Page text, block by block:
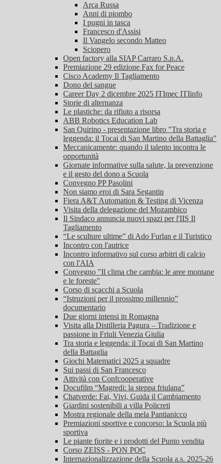
Arca Russa
Anni di piombo
I pugni in tasca
Francesco d'Assisi
Il Vangelo secondo Matteo
Sciopero
Open factory alla SIAP Carraro S.p.A.
Premiazione 29 edizione Fax for Peace
Cisco Academy Il Tagliamento
Dono del sangue
Career Day 2 dicembre 2025 ITImec ITIinfo
Storie di alternanza
Le plastiche: da rifiuto a risorsa
ABB Robotics Education Lab
San Quirino - presentazione libro "Tra storia e
leggenda: il Tocai di San Martino della Battaglia"
Meccanicamente: quando il talento incontra le
opportunità
Giornate informative sulla salute, la prevenzione
e il gesto del dono a Scuola
Convegno PP Pasolini
Non siamo eroi di Sara Segantin
Fiera A&T Automation & Testing di Vicenza
Visita della delegazione del Mozambico
Il Sindaco annuncia nuovi spazi per l'IIS Il
Tagliamento
“Le sculture ultime” di Ado Furlan e il Turistico
Incontro con l'autrice
Incontro informativo sul corso arbitri di calcio
con l'AIA
Convegno "Il clima che cambia: le aree montane
e le foreste"
Corso di scacchi a Scuola
“Istruzioni per il prossimo millennio”
documentario
Due giorni intensi in Romagna
Visita alla Distilleria Pagura – Tradizione e
passione in Friuli Venezia Giulia
Tra storia e leggenda: il Tocai di San Martino
della Battaglia
Giochi Matematici 2025 a squadre
Sui passi di San Francesco
Attività con Confcooperative
Docufilm “Magredi: la steppa friulana”
Chatverde: Fai, Vivi, Guida il Cambiamento
Giardini sostenibili a villa Policreti
Mostra regionale della mela Pantianicco
Premiazioni sportive e concorso: la Scuola più
sportiva
Le piante fiorite e i prodotti del Punto vendita
Corso ZEISS - PON POC
Internazionalizzazione della Scuola a.s. 2025-26